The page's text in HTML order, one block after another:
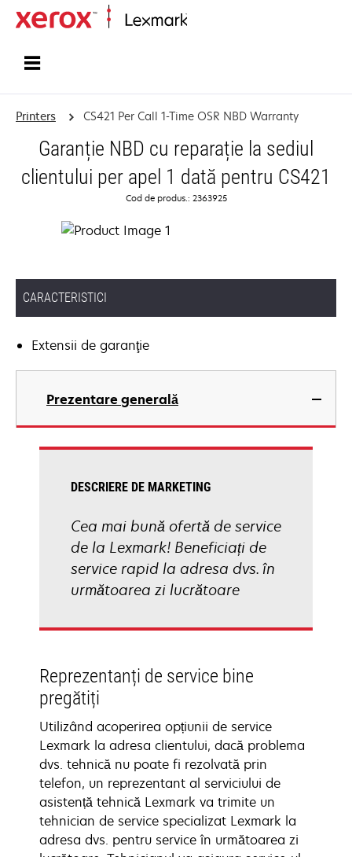
Printers CS421 Per Call 1-Time OSR NBD Warranty
Garanție NBD cu reparație la sediul
clientului per apel 1 dată pentru CS421
Cod de produs.: 2363925
CARACTERISTICI
Extensii de garanţie
Prezentare generală
DESCRIERE DE MARKETING
Cea mai bună ofertă de service
de la Lexmark! Beneficiați de
service rapid la adresa dvs. în
următoarea zi lucrătoare
Reprezentanți de service bine
pregătiți
Utilizând acoperirea opțiunii de service
Lexmark la adresa clientului, dacă problema
dvs. tehnică nu poate fi rezolvată prin
telefon, un reprezentant al serviciului de
asistență tehnică Lexmark va trimite un
tehnician de service specializat Lexmark la
adresa dvs. pentru service în următoarea zi